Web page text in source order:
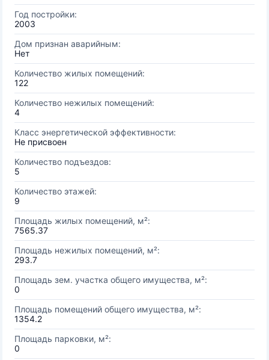
Год постройки:
2003
Дом признан аварийным:
Нет
Количество жилых помещений:
122
Количество нежилых помещений:
4
Класс энергетической эффективности:
Не присвоен
Количество подъездов:
5
Количество этажей:
9
Площадь жилых помещений, м²:
7565.37
Площадь нежилых помещений, м²:
293.7
Площадь зем. участка общего имущества, м²:
0
Площадь помещений общего имущества, м²:
1354.2
Площадь парковки, м²:
0